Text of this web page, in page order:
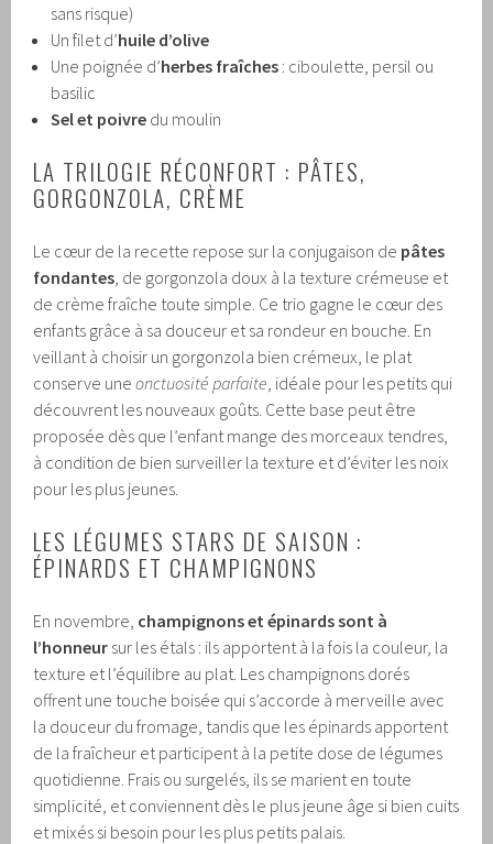
sans risque)
Un filet d’huile d’olive
Une poignée d’herbes fraîches : ciboulette, persil ou
basilic
Sel et poivre du moulin
LA TRILOGIE RÉCONFORT : PÂTES,
GORGONZOLA, CRÈME
Le cœur de la recette repose sur la conjugaison de pâtes
fondantes , de gorgonzola doux à la texture crémeuse et
de crème fraîche toute simple. Ce trio gagne le cœur des
enfants grâce à sa douceur et sa rondeur en bouche. En
veillant à choisir un gorgonzola bien crémeux, le plat
conserve uneonctuosité parfaite , idéale pour les petits qui
découvrent les nouveaux goûts. Cette base peut être
proposée dès que l’enfant mange des morceaux tendres,
à condition de bien surveiller la texture et d’éviter les noix
pour les plus jeunes.
LES LÉGUMES STARS DE SAISON :
ÉPINARDS ET CHAMPIGNONS
En novembre, champignons et épinards sont à
l’honneur sur les étals : ils apportent à la fois la couleur, la
texture et l’équilibre au plat. Les champignons dorés
offrent une touche boisée qui s’accorde à merveille avec
la douceur du fromage, tandis que les épinards apportent
de la fraîcheur et participent à la petite dose de légumes
quotidienne. Frais ou surgelés, ils se marient en toute
simplicité, et conviennent dès le plus jeune âge si bien cuits
et mixés si besoin pour les plus petits palais.